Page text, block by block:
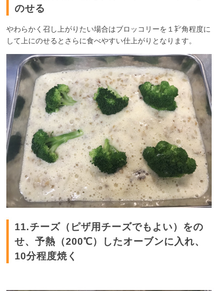
のせる
やわらかく召し上がりたい場合はブロッコリーを１㌢角程度に
して上にのせるとさらに食べやすい仕上がりとなります。
11.チーズ（ピザ用チーズでもよい）をの
せ、予熱（200℃）したオーブンに入れ、
10分程度焼く